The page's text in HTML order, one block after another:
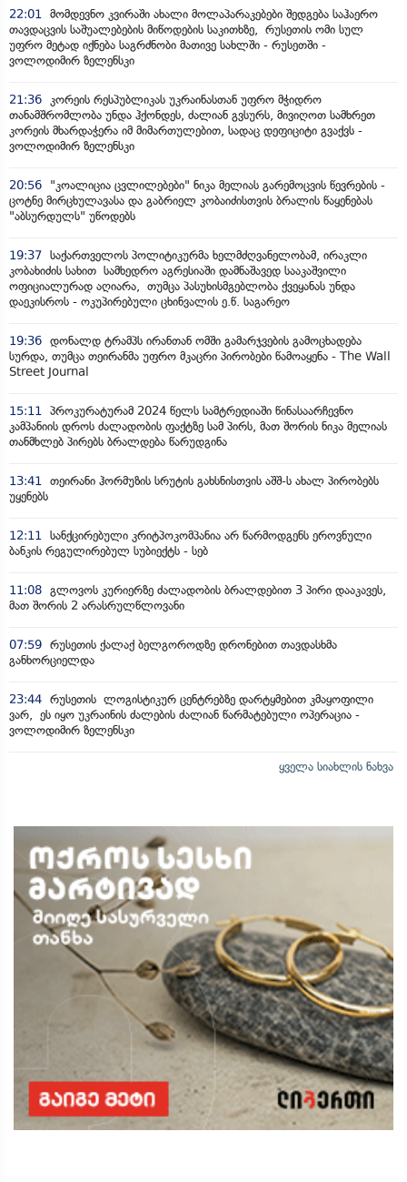
22:01
მომდევნო კვირაში ახალი მოლაპარაკებები შედგება საჰაერო
თავდაცვის საშუალებების მიწოდების საკითხზე, რუსეთის ომი სულ
უფრო მეტად იქნება საგრძნობი მათივე სახლში - რუსეთში -
ვოლოდიმირ ზელენსკი
21:36
კორეის რესპუბლიკას უკრაინასთან უფრო მჭიდრო
თანამშრომლობა უნდა ჰქონდეს, ძალიან გვსურს, მივიღოთ სამხრეთ
კორეის მხარდაჭერა იმ მიმართულებით, სადაც დეფიციტი გვაქვს -
ვოლოდიმირ ზელენსკი
20:56
"კოალიცია ცვლილებები" ნიკა მელიას გარემოცვის წევრების -
ცოტნე მირცხულავასა და გაბრიელ კობაიძისთვის ბრალის წაყენებას
"აბსურდულს" უწოდებს
19:37 საქართველოს პოლიტიკურმა ხელმძღვანელობამ, ირაკლი
კობახიძის სახით სამხედრო აგრესიაში დამნაშავედ სააკაშვილი
ოფიციალურად აღიარა, თუმცა პასუხისმგებლობა ქვეყანას უნდა
დაეკისროს - ოკუპირებული ცხინვალის ე.წ. საგარეო
19:36 დონალდ ტრამპს ირანთან ომში გამარჯვების გამოცხადება
სურდა, თუმცა თეირანმა უფრო მკაცრი პირობები წამოაყენა - The Wall
Street Journal
15:11
პროკურატურამ 2024 წელს სამტრედიაში წინასაარჩევნო
კამპანიის დროს ძალადობის ფაქტზე სამ პირს, მათ შორის ნიკა მელიას
თანმხლებ პირებს ბრალდება წარუდგინა
13:41
თეირანი ჰორმუზის სრუტის გახსნისთვის აშშ-ს ახალ პირობებს
უყენებს
12:11
სანქცირებული კრიტპოკომპანია არ წარმოდგენს ეროვნული
ბანკის რეგულირებულ სუბიექტს - სებ
11:08 გლოვოს კურიერზე ძალადობის ბრალდებით 3 პირი დააკავეს,
მათ შორის 2 არასრულწლოვანი
07:59 რუსეთის ქალაქ ბელგოროდზე დრონებით თავდასხმა
განხორციელდა
23:44 რუსეთის ლოგისტიკურ ცენტრებზე დარტყმებით კმაყოფილი
ვარ, ეს იყო უკრაინის ძალების ძალიან წარმატებული ოპერაცია -
ვოლოდიმირ ზელენსკი
ყველა სიახლის ნახვა